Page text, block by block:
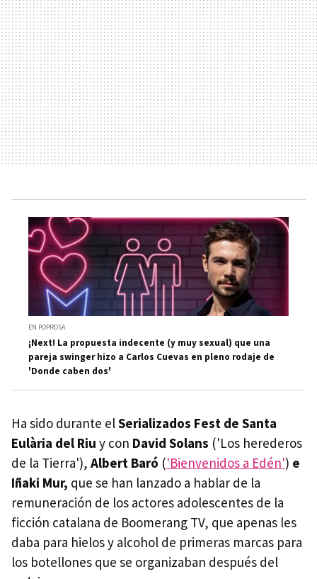
EN POPROSA
¡Next! La propuesta indecente (y muy sexual) que una
pareja swinger hizo a Carlos Cuevas en pleno rodaje de
'Donde caben dos'
Ha sido durante elSerializados Fest de Santa
Eulària del Riu y con David Solans ('Los herederos
de la Tierra'), Albert Baró ('Bienvenidos a Edén') e
Iñaki Mur, que se han lanzado a hablar de la
remuneración de los actores adolescentes de la
ficción catalana de Boomerang TV, que apenas les
daba para hielos y alcohol de primeras marcas para
los botellones que se organizaban después del